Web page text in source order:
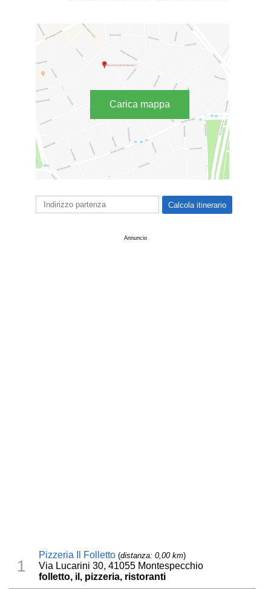
Carica mappa
Annuncio
1
Pizzeria Il Folletto (distanza: 0,00 km)
Via Lucarini 30, 41055 Montespecchio
folletto, il, pizzeria, ristoranti